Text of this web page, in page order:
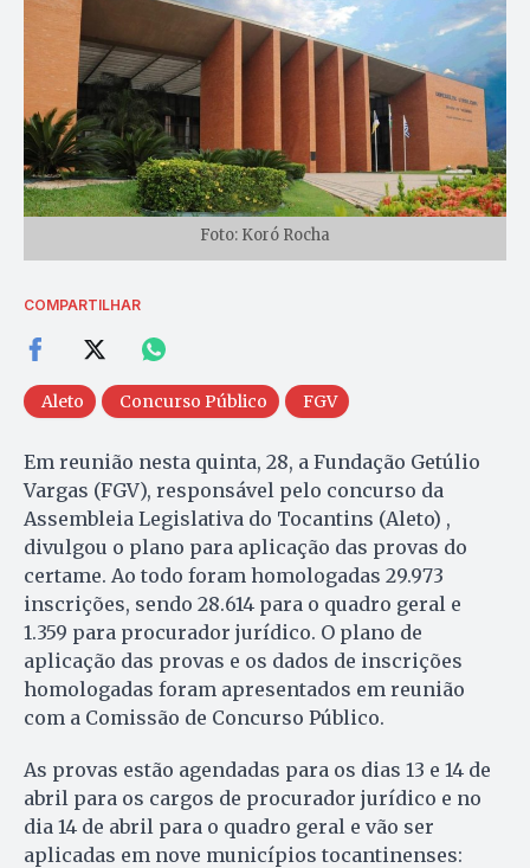
Foto: Koró Rocha
COMPARTILHAR
Aleto Concurso Público FGV
Em reunião nesta quinta, 28, a Fundação Getúlio
Vargas (FGV), responsável pelo concurso da
Assembleia Legislativa do Tocantins (Aleto) ,
divulgou o plano para aplicação das provas do
certame. Ao todo foram homologadas 29.973
inscrições, sendo 28.614 para o quadro geral e
1.359 para procurador jurídico. O plano de
aplicação das provas e os dados de inscrições
homologadas foram apresentados em reunião
com a Comissão de Concurso Público.
As provas estão agendadas para os dias 13 e 14 de
abril para os cargos de procurador jurídico e no
dia 14 de abril para o quadro geral e vão ser
aplicadas em nove municípios tocantinenses: